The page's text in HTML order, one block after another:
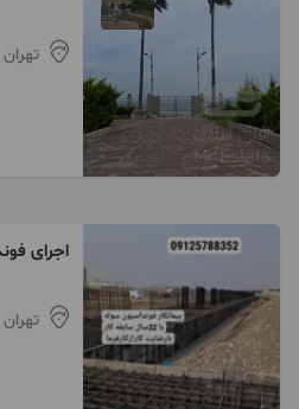
تهران
اجرای
تهران